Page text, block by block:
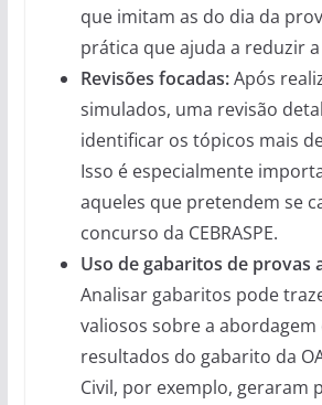
que imitam as do dia da
prática que ajuda a reduzir
Revisões focadas:Após
simulados, uma revisão
identificar os tópicos mais
Isso é especialmente
aqueles que pretendem se
concurso da CEBRASPE.
Uso de gabaritos de provas
Analisar gabaritos pode
valiosos sobre a abordagem
resultados do gabarito da
Civil, por exemplo, geraram